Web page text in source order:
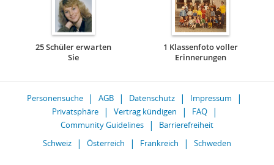
25 Schüler erwarten
Sie
1 Klassenfoto voller
Erinnerungen
Personensuche AGB Datenschutz
Impressum
Privatsphäre
Vertrag kündigen
FAQ
Community Guidelines
Barrierefreiheit
Schweiz
Österreich Frankreich Schweden